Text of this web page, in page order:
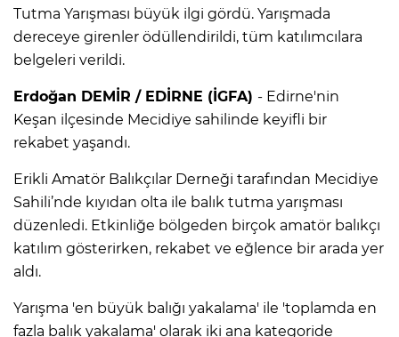
Tutma Yarışması büyük ilgi gördü. Yarışmada
dereceye girenler ödüllendirildi, tüm katılımcılara
belgeleri verildi.
Erdoğan DEMİR / EDİRNE (İGFA) - Edirne'nin
Keşan ilçesinde Mecidiye sahilinde keyifli bir
rekabet yaşandı.
Erikli Amatör Balıkçılar Derneği tarafından Mecidiye
Sahili’nde kıyıdan olta ile balık tutma yarışması
düzenledi. Etkinliğe bölgeden birçok amatör balıkçı
katılım gösterirken, rekabet ve eğlence bir arada yer
aldı.
Yarışma 'en büyük balığı yakalama' ile 'toplamda en
fazla balık yakalama' olarak iki ana kategoride